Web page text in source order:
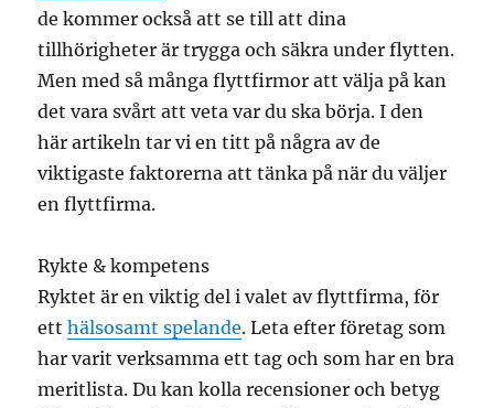
de kommer också att se till att dina
tillhörigheter är trygga och säkra under flytten.
Men med så många flyttfirmor att välja på kan
det vara svårt att veta var du ska börja. I den
här artikeln tar vi en titt på några av de
viktigaste faktorerna att tänka på när du väljer
en flyttfirma.
Rykte & kompetens
Ryktet är en viktig del i valet av flyttfirma, för
etthälsosamt spelande. Leta efter företag som
har varit verksamma ett tag och som har en bra
meritlista. Du kan kolla recensioner och betyg